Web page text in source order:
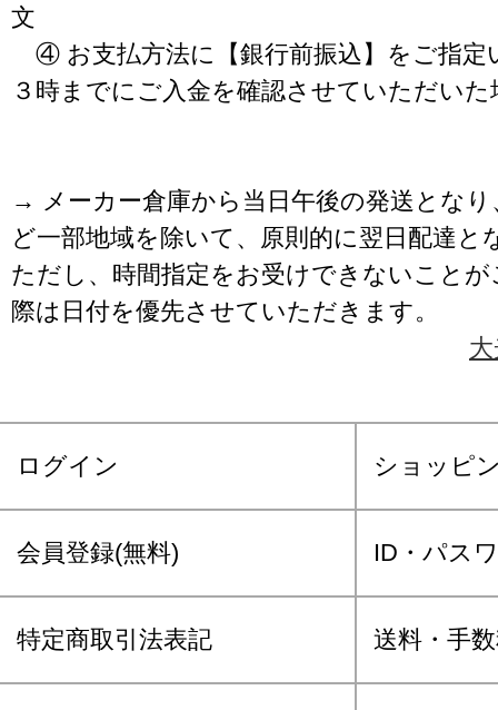
文
④ お支払方法に【銀行前振込】をご指定
３時までにご入金を確認させていただいた
→ メーカー倉庫から当日午後の発送となり
ど一部地域を除いて、原則的に翌日配達と
ただし、時間指定をお受けできないこと
際は日付を優先させていただきます。
ログイン ショッピ
会員登録(無料) ID・パス
特定商取引法表記 送料・手